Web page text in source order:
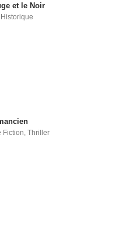
et le Noir
Historique
Fiction,Thriller